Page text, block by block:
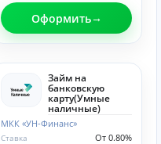
Оформить
Займ на
банковскую
карту(Умные
наличные)
МКК «УН-Финанс»
От 0.80%
Ставка